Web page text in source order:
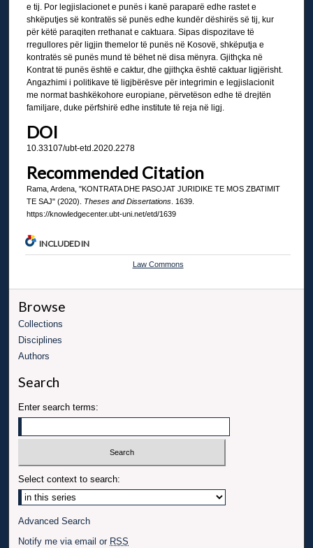
e tij. Por legjislacionet e punës i kanë paraparë edhe rastet e
shkëputjes së kontratës së punës edhe kundër dëshirës së tij, kur
për këtë paraqiten rrethanat e caktuara. Sipas dispozitave të
rregullores për ligjin themelor të punës në Kosovë, shkëputja e
kontratës së punës mund të bëhet në disa mënyra. Gjithçka në
Kontrat të punës është e caktur, dhe gjithçka është caktuar ligjërisht.
Angazhimi i politikave të ligjbërësve për integrimin e legjislacionit
me normat bashkëkohore europiane, përvetëson edhe të drejtën
familjare, duke përfshirë edhe institute të reja në ligj.
DOI
10.33107/ubt-etd.2020.2278
Recommended Citation
Rama, Ardena, "KONTRATA DHE PASOJAT JURIDIKE TE MOS ZBATIMIT
TE SAJ" (2020). Theses and Dissertations. 1639.
https://knowledgecenter.ubt-uni.net/etd/1639
INCLUDED IN
Law Commons
Browse
Collections
Disciplines
Authors
Search
Enter search terms:
Select context to search:
Advanced Search
Notify me via email or RSS